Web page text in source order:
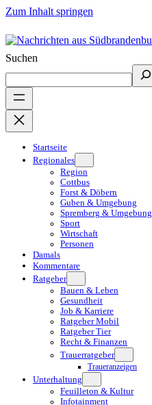
Zum Inhalt springen
Suchen
Startseite
Regionales
Region
Cottbus
Forst & Döbern
Guben & Umgebung
Spremberg & Umgebung
Sport
Wirtschaft
Personen
Damals
Kommentare
Ratgeber
Bauen & Leben
Gesundheit
Job & Karriere
Ratgeber Mobil
Ratgeber Tier
Recht & Finanzen
Trauerratgeber
Traueranzeigen
Unterhaltung
Feuilleton & Kultur
Infotainment